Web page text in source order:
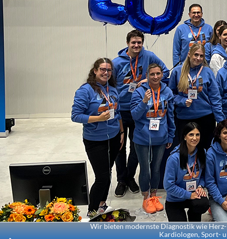
Wir bieten modernste Diagnostik wie
Kardiologen, Sport-